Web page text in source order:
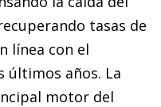
tasas de
línea con el
últimos años. La
motor del